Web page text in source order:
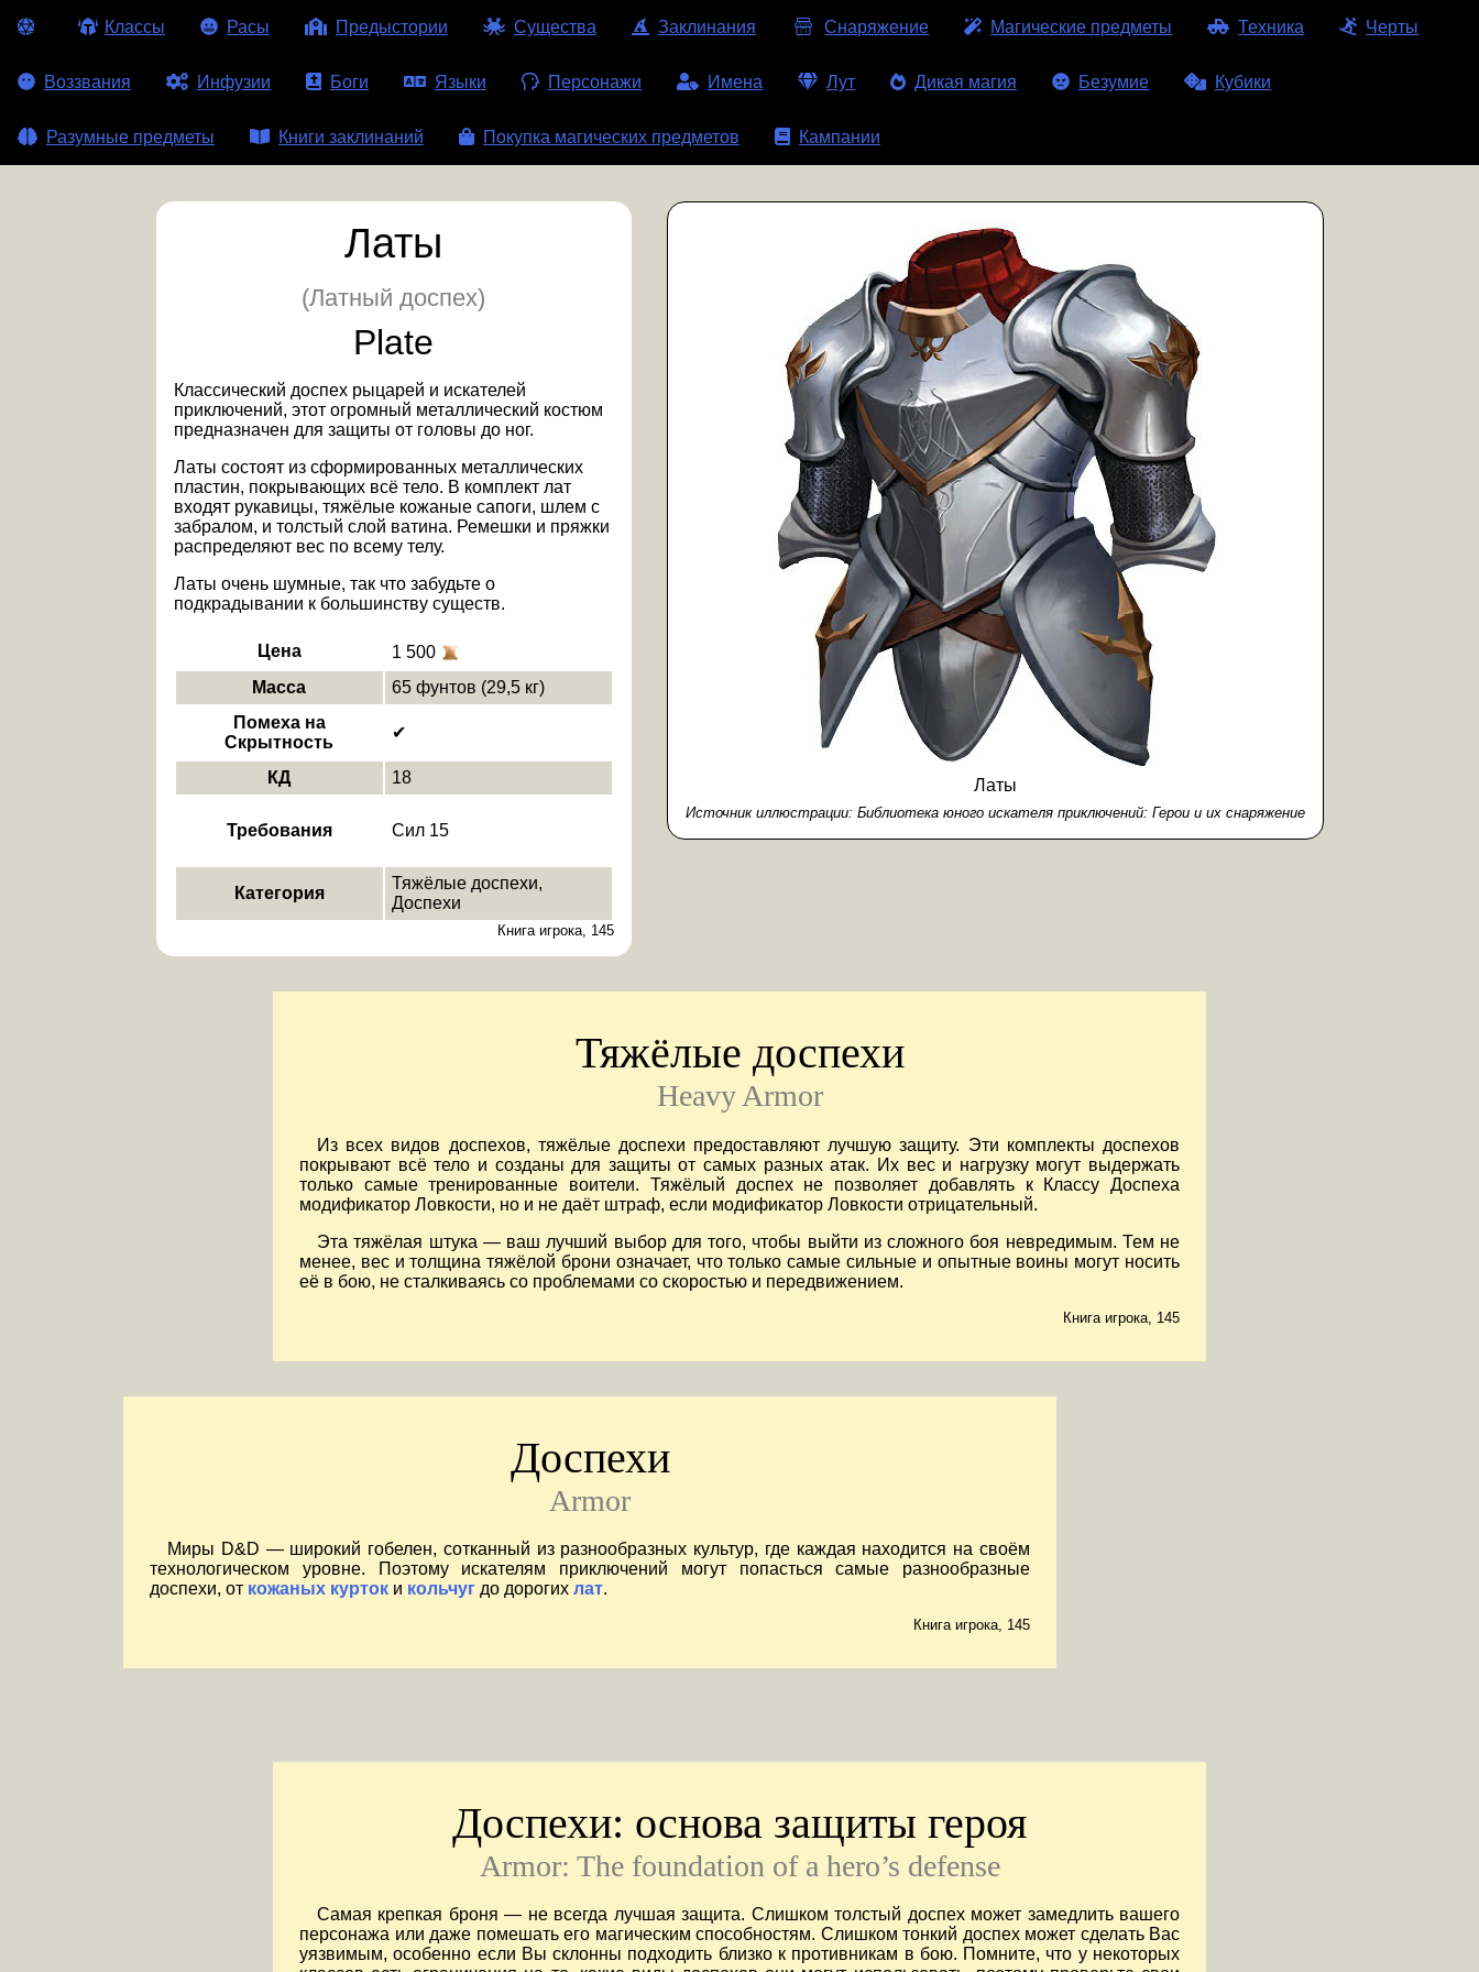
Классы Расы Предыстории Существа Заклинания Снаряжение Магические предметы Техника Черты
Воззвания Инфузии Боги Языки Персонажи Имена Лут Дикая магия Безумие Кубики
Разумные предметы Книги заклинаний Покупка магических предметов Кампании
Латы
(Латный доспех)
Plate
Классический доспех рыцарей и искателей
приключений, этот огромный металлический костюм
предназначен для защиты от головы до ног.
Латы состоят из сформированных металлических
пластин, покрывающих всё тело. В комплект лат
входят рукавицы, тяжёлые кожаные сапоги, шлем с
забралом, и толстый слой ватина. Ремешки и пряжки
распределяют вес по всему телу.
Латы очень шумные, так что забудьте о
подкрадывании к большинству существ.
Цена
1 500
Масса
65 фунтов (29,5 кг)
Помеха на
Скрытность
✔
КД 18
Требования Сил 15
Категория
Тяжёлые доспехи
Доспехи
Книга игрока, 145
Латы
Источник иллюстрации: Библиотека юного искателя приключений: Герои и их снаряжение
Тяжёлые доспехи
Heavy Armor
Из всех видов доспехов, тяжёлые доспехи предоставляют лучшую защиту. Эти комплекты доспехов
покрывают всё тело и созданы для защиты от самых разных атак. Их вес и нагрузку могут выдержать
только самые тренированные воители. Тяжёлый доспех не позволяет добавлять к Классу Доспеха
модификатор Ловкости, но и не даёт штраф, если модификатор Ловкости отрицательный.
Эта тяжёлая штука — ваш лучший выбор для того, чтобы выйти из сложного боя невредимым. Тем не
менее, вес и толщина тяжёлой брони означает, что только самые сильные и опытные воины могут носить
её в бою, не сталкиваясь со проблемами со скоростью и передвижением.
Книга игрока, 145
Доспехи
Armor
Миры D&D — широкий гобелен, сотканный из разнообразных культур, где каждая находится на своём
технологическом уровне. Поэтому искателям приключений могут попасться самые разнообразные
доспехи, от кожаных курток и кольчуг до дорогих лат.
Книга игрока, 145
Доспехи: основа защиты героя
Armor: The foundation of a hero’s defense
Самая крепкая броня — не всегда лучшая защита. Слишком толстый доспех может замедлить вашего
персонажа или даже помешать его магическим способностям. Слишком тонкий доспех может сделать Вас
уязвимым, особенно если Вы склонны подходить близко к противникам в бою. Помните, что у некоторых